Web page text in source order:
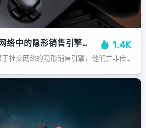
微信推客，社交网络中的隐形销售引擎，微信推客，社交网络中的隐形销售引擎 1.4K
，微信推客，是植根于社交网络的隐形销售引擎，他们并非传统微商，而是以普通用户身份，在日常社交中通过分享产品链接、使用心得与优惠信息，潜移默化地影响其朋友圈的消费决策，其核心驱动力在于“信任代理”，利用熟人关系或领域影响力，将...